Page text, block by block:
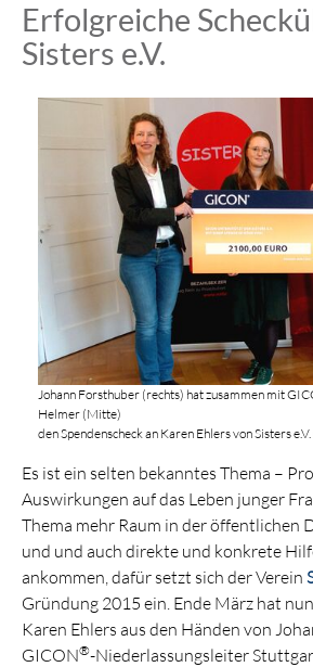
Erfolgreiche
Sisters e.V.
Johann Forsthuber (rechts) hat zusammen mit
Helmer (Mitte)
den Spendenscheck an Karen Ehlers von Sisters
Es ist ein selten bekanntes Thema –
Auswirkungen auf das Leben junger
Thema mehr Raum in der öffentlichen
und und auch direkte und konkrete
ankommen, dafür setzt sich der Verein
Gründung 2015 ein. Ende März hat
Karen Ehlers aus den Händen von
GICON®-Niederlassungsleiter